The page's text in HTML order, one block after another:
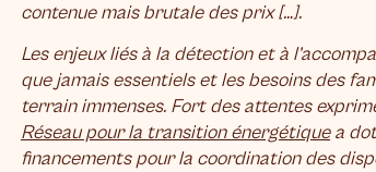
contenue mais brutale des prix […].
Les enjeux liés à la détection et à
que jamais essentiels et les besoins des
terrain immenses. Fort des attentes
Réseau pour la transition énergétiquea
financements pour la coordination des